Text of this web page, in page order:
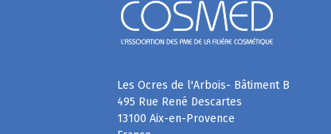
Les Ocres de l'Arbois- Bâtiment B
495 Rue René Descartes
13100 Aix-en-Provence